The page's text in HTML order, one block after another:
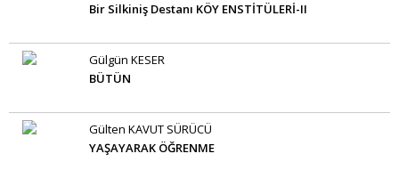
Bir Silkiniş Destanı KÖY ENSTİTÜLERİ-II
Gülgün KESER
BÜTÜN
Gülten KAVUT SÜRÜCÜ
YAŞAYARAK ÖĞRENME